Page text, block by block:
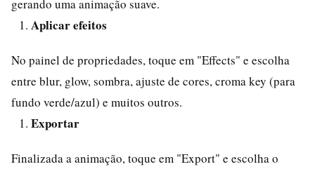
gerando uma animação suave.
Aplicar efeitos
No painel de propriedades, toque em "Effects" e escolha
entre blur, glow, sombra, ajuste de cores, croma key (para
fundo verde/azul) e muitos outros.
Exportar
Finalizada a animação, toque em "Export" e escolha o